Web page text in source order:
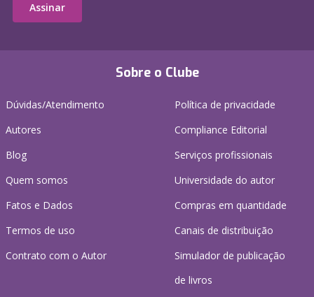
Sobre o Clube
Dúvidas/Atendimento
Autores
Blog
Quem somos
Fatos e Dados
Termos de uso
Contrato com o Autor
Política de privacidade
Compliance Editorial
Serviços profissionais
Universidade do autor
Compras em quantidade
Canais de distribuição
Simulador de publicação
de livros
Assinar